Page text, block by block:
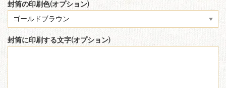
封筒の印刷色(オプション)
封筒に印刷する文字(オプション)